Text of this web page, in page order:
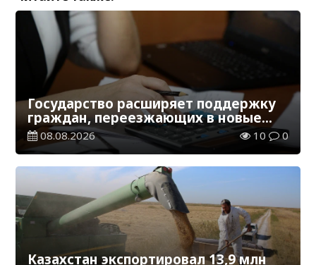
Государство расширяет поддержку
граждан, переезжающих в новые
регионы для работы
08.08.2026 10 0
Казахстан экспортировал 13,9 млн